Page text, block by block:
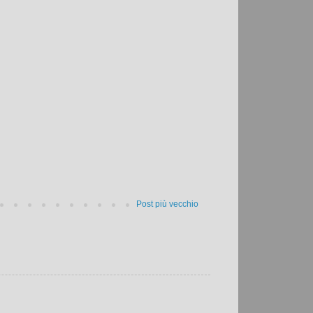
Post più vecchio